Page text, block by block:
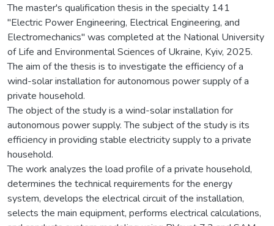
The master's qualification thesis in the specialty 141
"Electric Power Engineering, Electrical Engineering, and
Electromechanics" was completed at the National University
of Life and Environmental Sciences of Ukraine, Kyiv, 2025.
The aim of the thesis is to investigate the efficiency of a
wind-solar installation for autonomous power supply of a
private household.
The object of the study is a wind-solar installation for
autonomous power supply. The subject of the study is its
efficiency in providing stable electricity supply to a private
household.
The work analyzes the load profile of a private household,
determines the technical requirements for the energy
system, develops the electrical circuit of the installation,
selects the main equipment, performs electrical calculations,